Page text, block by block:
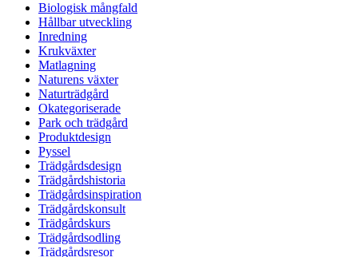
Biologisk mångfald
Hållbar utveckling
Inredning
Krukväxter
Matlagning
Naturens växter
Naturträdgård
Okategoriserade
Park och trädgård
Produktdesign
Pyssel
Trädgårdsdesign
Trädgårdshistoria
Trädgårdsinspiration
Trädgårdskonsult
Trädgårdskurs
Trädgårdsodling
Trädgårdsresor